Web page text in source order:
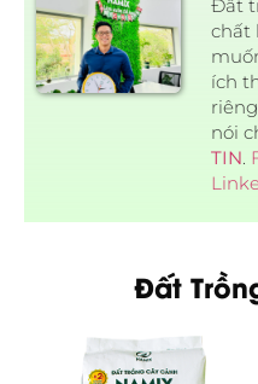
Đất
chất
ích
nói
TIN
Đất